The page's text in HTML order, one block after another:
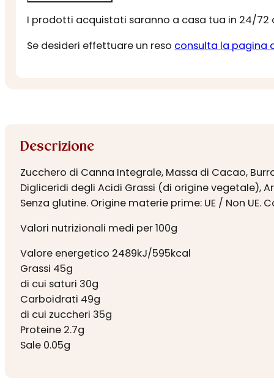
I prodotti acquistati saranno a casa tua in 24/72
Se desideri effettuare un reso consulta la pagina
Descrizione
Zucchero di Canna Integrale, Massa di Cacao,
Digliceridi degli Acidi Grassi (di origine vegetale),
Senza glutine. Origine materie prime: UE / Non UE.
Valori nutrizionali medi per 100g
Valore energetico 2489kJ/595kcal
Grassi 45g
di cui saturi 30g
Carboidrati 49g
di cui zuccheri 35g
Proteine 2.7g
Sale 0.05g